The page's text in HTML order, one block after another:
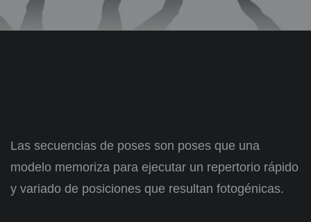
Las secuencias de poses son poses que una
modelo memoriza para ejecutar un repertorio rápido
y variado de posiciones que resultan fotogénicas.